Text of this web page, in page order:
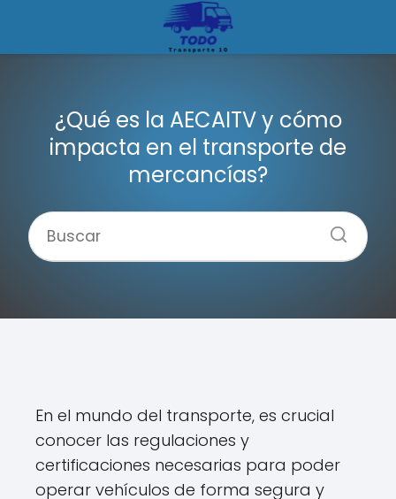
¿Qué es la AECAITV y cómo
impacta en el transporte de
mercancías?
En el mundo del transporte, es crucial
conocer las regulaciones y
certificaciones necesarias para poder
operar vehículos de forma segura y